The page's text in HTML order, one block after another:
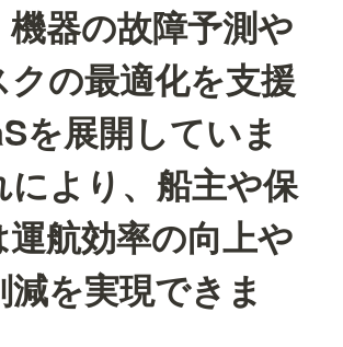
器の故障予測や
の最適化を支援
を展開していま
より、船主や保
航効率の向上や
減を実現できま